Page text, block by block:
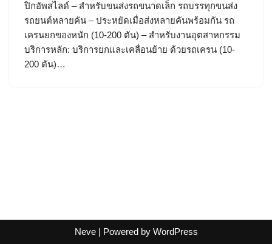
ปิกอัพสไลด์ – สำหรับขนส่งรถขนาดเล็ก รถบรรทุกขนส่ง
รถยนต์หลายคัน – ประหยัดเมื่อส่งหลายคันพร้อมกัน รถ
เครนยกของหนัก (10-200 ตัน) – สำหรับงานอุตสาหกรรม
บริการหลัก: บริการยกและเคลื่อนย้าย ด้วยรถเครน (10-
200 ตัน)…
Neve| Powered by WordPress